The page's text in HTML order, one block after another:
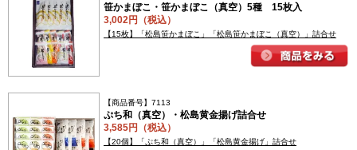
笹かまぼこ・笹かまぼこ（真空）5種 15枚入
3,002円（税込）
【15枚】「松島笹かまぼこ」「松島笹かまぼこ（真空）」詰合せ
【商品番号】7113
ぷち和（真空）・松島黄金揚げ詰合せ
3,585円（税込）
【20個】「ぷち和（真空）」「松島黄金揚げ」詰合せ